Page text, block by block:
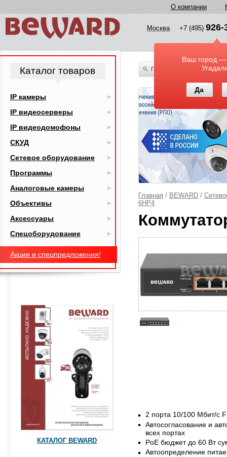
О компании
Москва +7 (495) 926-
Ваш город —
Да
По всему каталогу
Главная / BEWARD /
6HP4
2 порта 10/100 Мбит/с
Автосогласование и
всех портах
PoE бюджет до 60 Вт
Автоопределение
Каталог товаров
IP камеры
IP видеосерверы
IP видеодомофоны
СКУД
Сетевое оборудование
Программы
Аналоговые камеры
Объективы
Аксессуары
Спецоборудование
Акции и спецпредложения!
КАТАЛОГ BEWARD